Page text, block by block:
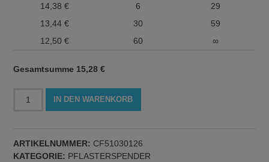
14,38 € 6
29
13,44 € 30
59
12,50 € 60 ∞
Gesamtsumme 15,28€
Refill
Strips,
detectable
IN DEN WARENKORB
ARTIKELNUMMER: CF51030126
KATEGORIE: PFLASTERSPENDER